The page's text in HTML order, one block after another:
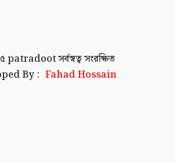
patradootসর্বস্বত্ব সংরক্ষিত
By : Fahad Hossain